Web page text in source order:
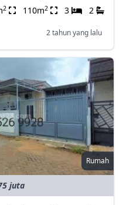
2 110m2 3 2
2 tahun yang lalu
Rumah
juta